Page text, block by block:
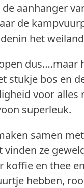
aanhanger
de
het
dus….maar
stukje bos en
voor alles
superleuk.
samen
vinden ze
koffie en thee
hebben,